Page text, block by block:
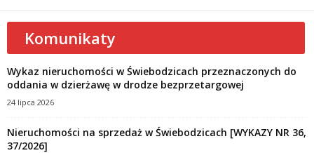
Komunikaty
Wykaz nieruchomości w Świebodzicach przeznaczonych do
oddania w dzierżawę w drodze bezprzetargowej
24 lipca 2026
Nieruchomości na sprzedaż w Świebodzicach [WYKAZY NR 36,
37/2026]